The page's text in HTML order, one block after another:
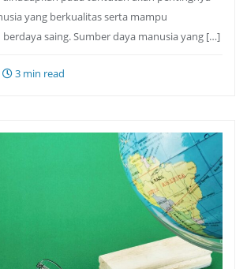
yang berkualitas serta mampu
saing. Sumber daya manusia yang […]
3 min read